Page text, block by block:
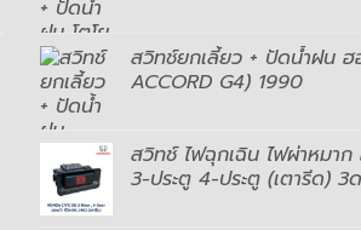
สวิทช์ยกเลี้ยว + ปัดน้ำฝน
ACCORD G4) 1990
สวิทช์ ไฟฉุกเฉิน ไฟผ่าหมา
3-ประตู 4-ประตู (เตารีด)